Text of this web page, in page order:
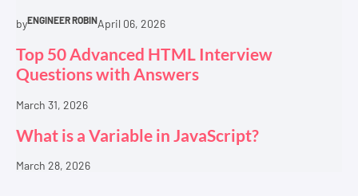
byENGINEER ROBINApril 06, 2026
Top 50 Advanced HTML Interview
Questions with Answers
March 31, 2026
What is a Variable in JavaScript?
March 28, 2026